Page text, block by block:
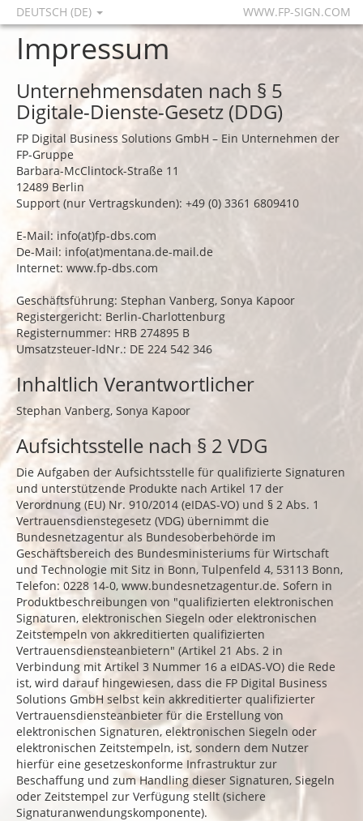
DEUTSCH (DE) WWW.FP-SIGN.COM
Impressum
Unternehmensdaten nach § 5
Digitale-Dienste-Gesetz (DDG)
FP Digital Business Solutions GmbH – Ein Unternehmen der
FP-Gruppe
Barbara-McClintock-Straße 11
12489 Berlin
Support (nur Vertragskunden): +49 (0) 3361 6809410
E-Mail: info(at)fp-dbs.com
De-Mail: info(at)mentana.de-mail.de
Internet: www.fp-dbs.com
Geschäftsführung: Stephan Vanberg, Sonya Kapoor
Registergericht: Berlin-Charlottenburg
Registernummer: HRB 274895 B
Umsatzsteuer-IdNr.: DE 224 542 346
Inhaltlich Verantwortlicher
Stephan Vanberg, Sonya Kapoor
Aufsichtsstelle nach § 2 VDG
Die Aufgaben der Aufsichtsstelle für qualifizierte Signaturen
und unterstützende Produkte nach Artikel 17 der
Verordnung (EU) Nr. 910/2014 (eIDAS-VO) und § 2 Abs. 1
Vertrauensdienstegesetz (VDG) übernimmt die
Bundesnetzagentur als Bundesoberbehörde im
Geschäftsbereich des Bundesministeriums für Wirtschaft
und Technologie mit Sitz in Bonn, Tulpenfeld 4, 53113 Bonn,
Telefon: 0228 14-0, www.bundesnetzagentur.de. Sofern in
Produktbeschreibungen von "qualifizierten elektronischen
Signaturen, elektronischen Siegeln oder elektronischen
Zeitstempeln von akkreditierten qualifizierten
Vertrauensdiensteanbietern" (Artikel 21 Abs. 2 in
Verbindung mit Artikel 3 Nummer 16 a eIDAS-VO) die Rede
ist, wird darauf hingewiesen, dass die FP Digital Business
Solutions GmbH selbst kein akkreditierter qualifizierter
Vertrauensdiensteanbieter für die Erstellung von
elektronischen Signaturen, elektronischen Siegeln oder
elektronischen Zeitstempeln, ist, sondern dem Nutzer
hierfür eine gesetzeskonforme Infrastruktur zur
Beschaffung und zum Handling dieser Signaturen, Siegeln
oder Zeitstempel zur Verfügung stellt (sichere
Signaturanwendungskomponente).